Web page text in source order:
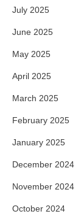
July 2025
June 2025
May 2025
April 2025
March 2025
February 2025
January 2025
December 2024
November 2024
October 2024